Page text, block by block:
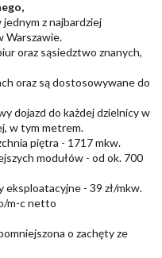
z najbardziej
Warszawie.
oraz sąsiedztwo znanych,
oraz są dostosowywane do
dojazd do każdej dzielnicy w
w tym metrem.
piętra - 1717 mkw.
modułów - od ok. 700
eksploatacyjne - 39 zł/mkw.
m-c netto
o zachęty ze